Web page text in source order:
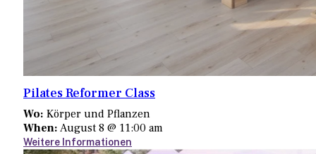
Pilates Reformer Class
Wo: Körper und Pflanzen
When: August 8 @ 11:00 am
Weitere Informationen